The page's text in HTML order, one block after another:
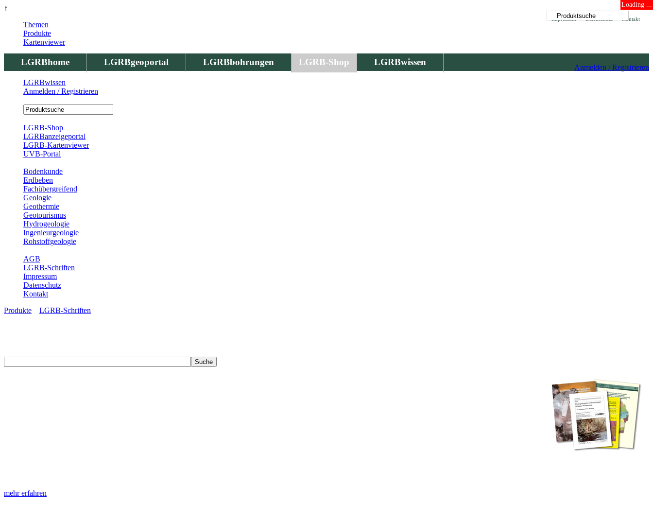
↑ Loading ...
Kontakt
Datenschutz
Impressum
LGRBhome LGRBgeoportal LGRBbohrungen LGRB-Shop LGRBwissen
Anmelden / Registrieren
Themen
Produkte
Kartenviewer
LGRBwissen
Anmelden / Registrieren
LGRB-Shop
LGRBanzeigeportal
LGRB-Kartenviewer
UVB-Portal
Bodenkunde
Erdbeben
Fachübergreifend
Geologie
Geothermie
Geotourismus
Hydrogeologie
Ingenieurgeologie
Rohstoffgeologie
AGB
LGRB-Schriften
Impressum
Datenschutz
Kontakt
Produkte
LGRB-Schriften
mehr erfahren